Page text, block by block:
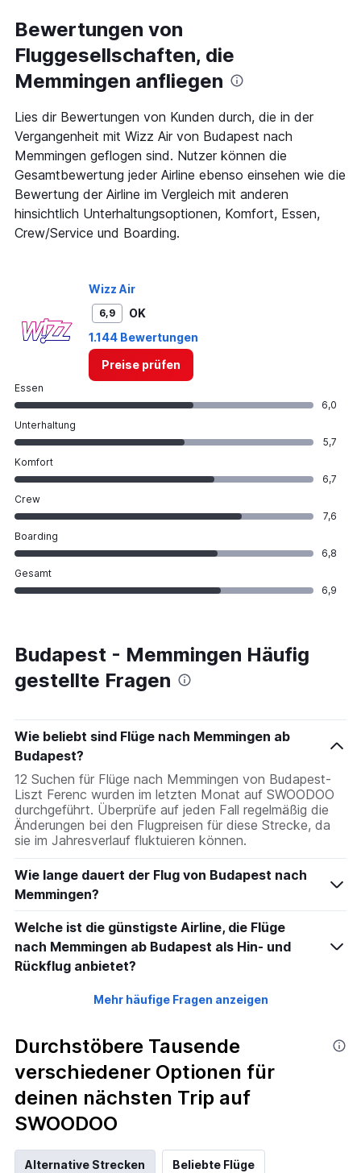
Range:
6
categories.
The
chart
1
Y
axis
displaying
Number
of
flights.
Range:
0
Bewertungen von
Fluggesellschaften, die
Memmingen anfliegen
Lies dir Bewertungen von Kunden durch, die in der
Vergangenheit mit Wizz Air von Budapest nach
Memmingen geflogen sind. Nutzer können die
Gesamtbewertung jeder Airline ebenso einsehen wie die
Bewertung der Airline im Vergleich mit anderen
hinsichtlich Unterhaltungsoptionen, Komfort, Essen,
Crew/Service und Boarding.
Wizz Air
6,9
OK
1.144 Bewertungen
Preise prüfen
Essen
6,0
Unterhaltung
5,7
Komfort
6,7
Crew
7,6
Boarding
6,8
Gesamt
6,9
Budapest - Memmingen Häufig
gestellte Fragen
Wie beliebt sind Flüge nach Memmingen ab
Budapest?
12 Suchen für Flüge nach Memmingen von Budapest-
Liszt Ferenc wurden im letzten Monat auf SWOODOO
durchgeführt. Überprüfe auf jeden Fall regelmäßig die
Änderungen bei den Flugpreisen für diese Strecke, da
sie im Jahresverlauf fluktuieren können.
Wie lange dauert der Flug von Budapest nach
Memmingen?
Welche ist die günstigste Airline, die Flüge
nach Memmingen ab Budapest als Hin- und
Rückflug anbietet?
Mehr häufige Fragen anzeigen
Durchstöbere Tausende
verschiedener Optionen für
deinen nächsten Trip auf
SWOODOO
Alternative Strecken Beliebte Flüge